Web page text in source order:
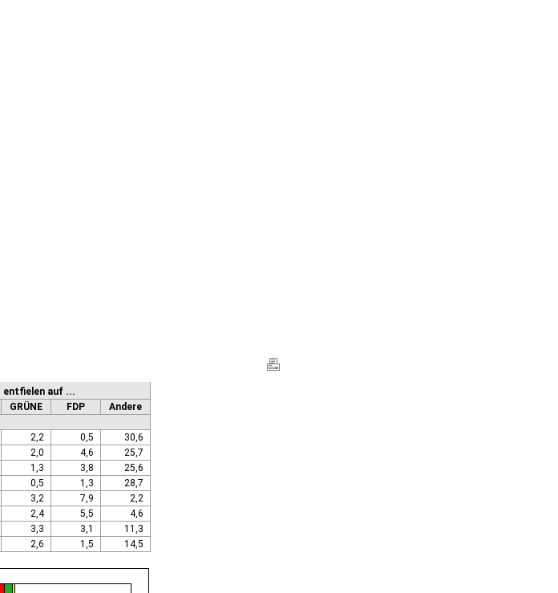
entfielen auf ...
GRÜNE FDP
Andere
2,2 0,5
30,6
2,0 4,6
25,7
1,3 3,8
25,6
0,5 1,3
28,7
3,2 7,9
2,2
2,4 5,5
4,6
3,3 3,1
11,3
2,6 1,5 14,5